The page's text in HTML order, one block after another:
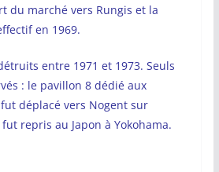
du marché vers Rungis et la
en 1969.
entre 1971 et 1973. Seuls
: le pavillon 8 dédié aux
déplacé vers Nogent sur
repris au Japon à Yokohama.